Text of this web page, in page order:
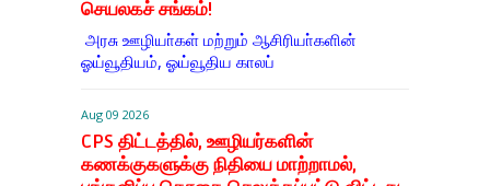
செயலகச் சங்கம்!
அரசு ஊழியா்கள் மற்றும் ஆசிரியா்களின்
ஓய்வூதியம், ஓய்வூதிய காலப்
Aug 09 2026
CPS திட்டத்தில், ஊழியர்களின்
கணக்குகளுக்கு நிதியை மாற்றாமல்,